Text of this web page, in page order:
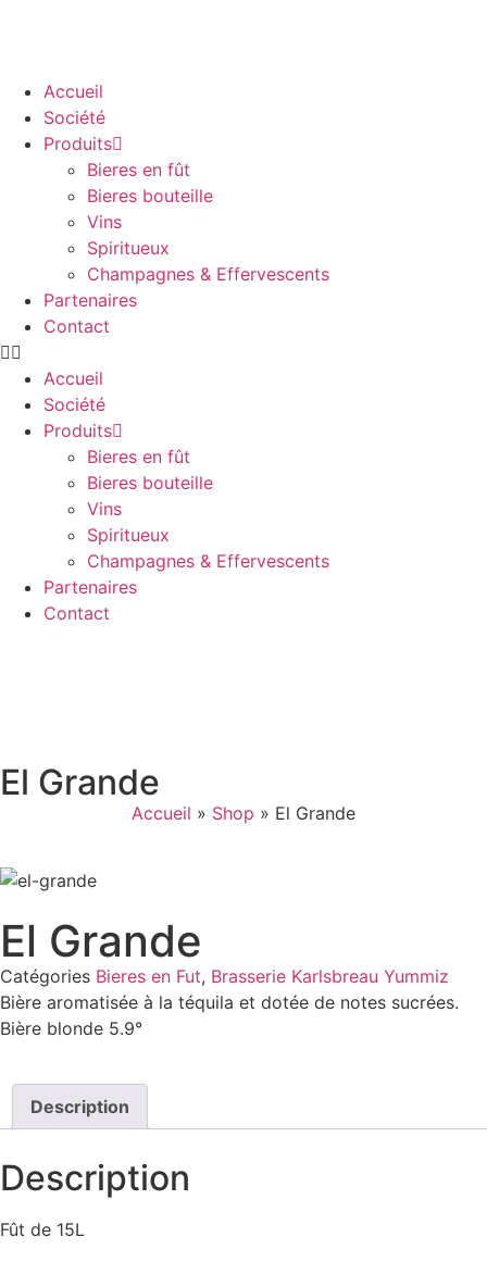
Accueil
Société
Produits
Bieres en fût
Bieres bouteille
Vins
Spiritueux
Champagnes & Effervescents
Partenaires
Contact
Accueil
Société
Produits
Bieres en fût
Bieres bouteille
Vins
Spiritueux
Champagnes & Effervescents
Partenaires
Contact
El Grande
Accueil » Shop » El Grande
El Grande
Catégories Bieres en Fut, Brasserie Karlsbreau Yummiz
Bière aromatisée à la téquila et dotée de notes sucrées.
Bière blonde 5.9°
Description
Description
Fût de 15L